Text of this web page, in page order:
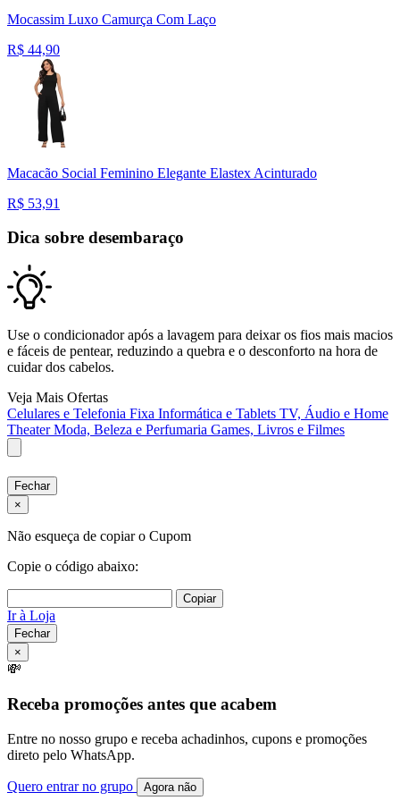
Mocassim Luxo Camurça Com Laço
R$ 44,90
Macacão Social Feminino Elegante Elastex Acinturado
R$ 53,91
Dica sobre desembaraço
Use o condicionador após a lavagem para deixar os fios mais macios
e fáceis de pentear, reduzindo a quebra e o desconforto na hora de
cuidar dos cabelos.
Veja Mais Ofertas
Celulares e Telefonia Fixa Informática e Tablets TV, Áudio e Home
TheaterModa, Beleza e Perfumaria Games, Livros e Filmes
Fechar
×
Não esqueça de copiar o Cupom
Copie o código abaixo:
Copiar
Ir à Loja
Fechar
×
💸
Receba promoções antes que acabem
Entre no nosso grupo e receba achadinhos, cupons e promoções
direto pelo WhatsApp.
Quero entrar no grupo Agora não